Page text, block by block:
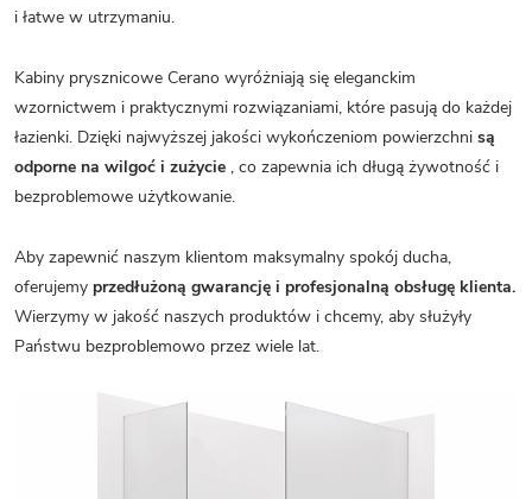
i łatwe w utrzymaniu.
Kabiny prysznicowe Cerano wyróżniają się eleganckim
wzornictwem i praktycznymi rozwiązaniami, które pasują do każdej
łazienki. Dzięki najwyższej jakości wykończeniom powierzchni są
odporne na wilgoć i zużycie , co zapewnia ich długą żywotność i
bezproblemowe użytkowanie.
Aby zapewnić naszym klientom maksymalny spokój ducha,
oferujemy przedłużoną gwarancję i profesjonalną obsługę klienta.
Wierzymy w jakość naszych produktów i chcemy, aby służyły
Państwu bezproblemowo przez wiele lat.